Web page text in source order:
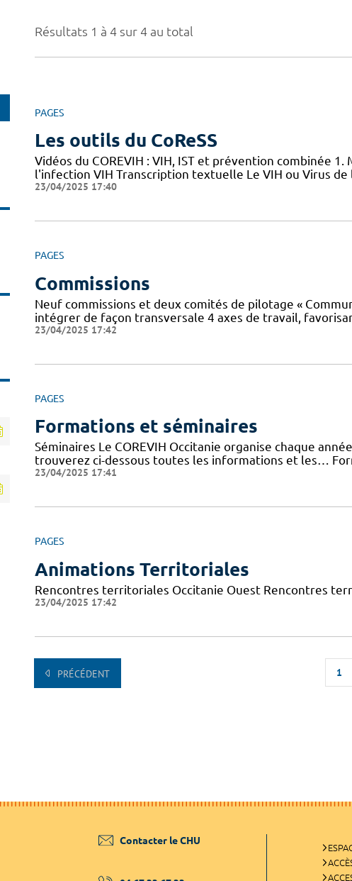
Résultats 1 à 4 sur 4 au total
PAGES
Les outils du CoReSS
Vidéos du COREVIH : VIH, IST et prévention combinée
l'infection VIH Transcription textuelle Le VIH ou Virus
23/04/2025 17:40
PAGES
Commissions
Neuf commissions et deux comités de pilotage «
intégrer de façon transversale 4 axes de travail,
23/04/2025 17:42
PAGES
Formations et séminaires
Séminaires Le COREVIH Occitanie organise chaque
trouverez ci-dessous toutes les informations et les…
23/04/2025 17:41
PAGES
Animations Territoriales
Rencontres territoriales Occitanie Ouest Rencontres
23/04/2025 17:42
PRÉCÉDENT 1
Contacter le CHU